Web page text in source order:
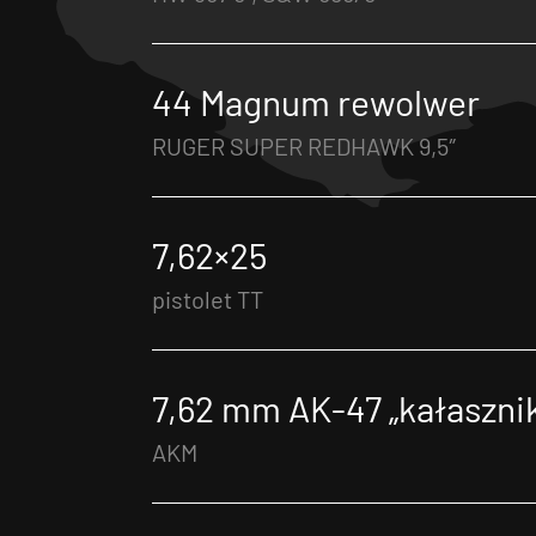
44 Magnum rewolwer
RUGER SUPER REDHAWK 9,5″
7,62×25
pistolet TT
7,62 mm AK-47
AKM